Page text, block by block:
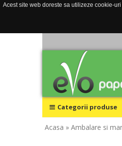
Acest site web doreste sa utilizeze cookie-
Categorii produse
Acasa » Ambalare si